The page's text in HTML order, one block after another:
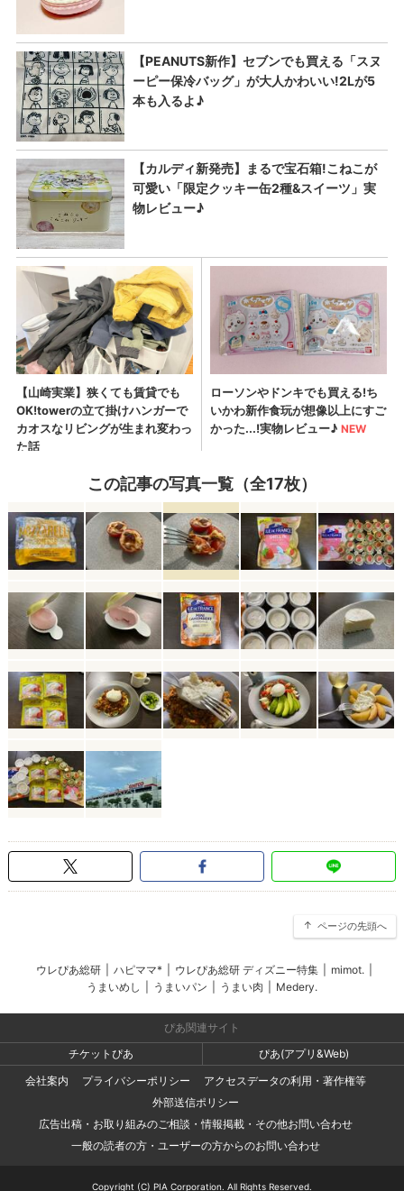
この記事の写真一覧（全17枚）
ページの先頭へ
ウレぴあ総研 ハピママ* ウレぴあ総研 ディズニー特集 mimot.
うまいめし
うまいパン うまい肉 Medery.
ぴあ関連サイト
チケットぴあ
ぴあ(アプリ&Web)
会社案内
プライバシーポリシー
アクセスデータの利用・著作権等
外部送信ポリシー
広告出稿・お取り組みのご相談・情報掲載・その他お問い合わせ
一般の読者の方・ユーザーの方からのお問い合わせ
Copyright (C) PIA Corporation. All Rights Reserved.